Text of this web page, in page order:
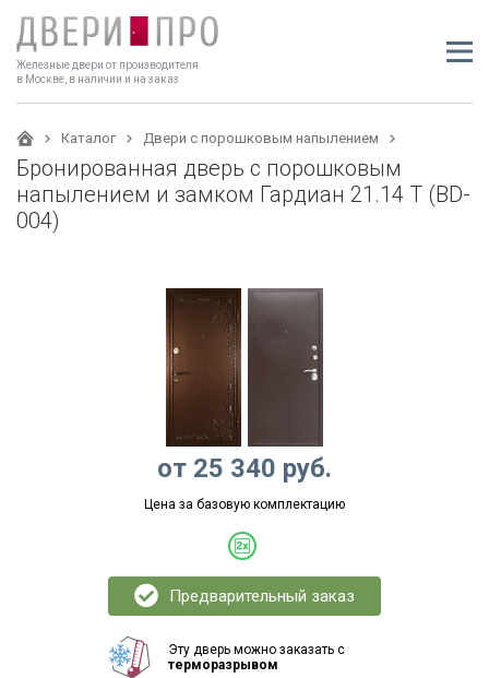
Железные двери от производителя
в Москве, в наличии и на заказ
Каталог Двери с порошковым напылением
Бронированная дверь с порошковым
напылением и замком Гардиан 21.14 Т (BD-
004)
от 25 340 руб.
Цена за базовую комплектацию
Предварительный заказ
Эту дверь можно заказать с
терморазрывом